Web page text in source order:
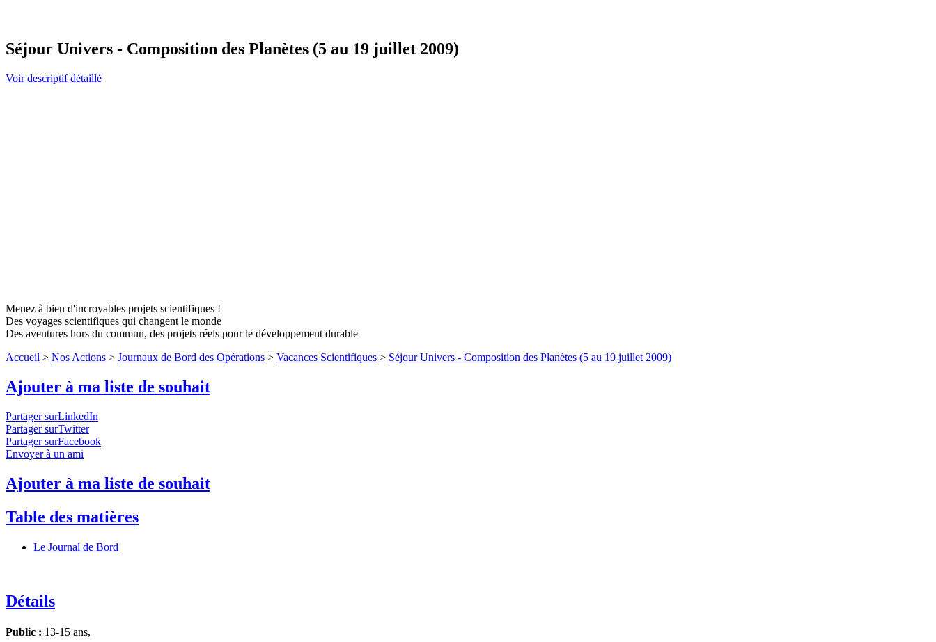
Séjour Univers - Composition des Planètes (5 au 19 juillet 2009)
Voir descriptif détaillé
Menez à bien d'incroyables projets scientifiques !
Des voyages scientifiques qui changent le monde
Des aventures hors du commun, des projets réels pour le développement durable
Accueil > Nos Actions > Journaux de Bord des Opérations > Vacances Scientifiques > Séjour Univers - Composition des Planètes (5 au 19 juillet 2009)
Ajouter à ma liste de souhait
Partager surLinkedIn
Partager surTwitter
Partager surFacebook
Envoyer à un ami
Ajouter à ma liste de souhait
Table des matières
Le Journal de Bord
Détails
Public : 13-15 ans,